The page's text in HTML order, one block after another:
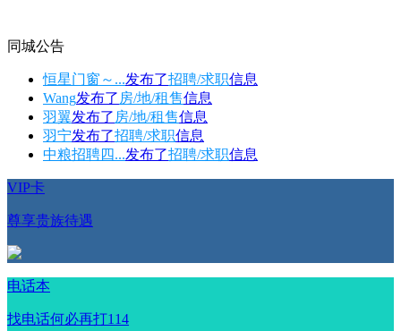
同城公告
恒星门窗～...发布了招聘/求职信息
Wang发布了 房/地/租售信息
羽翼发布了 房/地/租售信息
羽宁发布了招聘/求职信息
中粮招聘四...发布了招聘/求职信息
VIP卡
尊享贵族待遇
电话本
找电话何必再打114